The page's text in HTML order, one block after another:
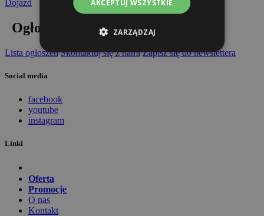
Dojazd
Ogłoszenie nieaktualne
Lista ogłoszeń Skontaktuj się z nami Zapisz się do newslettera
Social media
facebook
youtube
instagram
Linki
Oferta
Promocje
O nas
Kontakt
AKCEPTUJ WSZYSTKIE
ZARZĄDZAJ